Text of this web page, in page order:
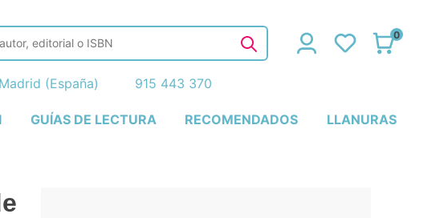
GUÍAS DE LECTURA RECOMENDADOS LLANURAS
0
(España) 915 443 370